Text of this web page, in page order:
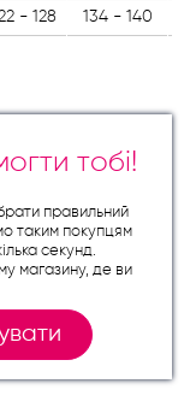
- 128 134 - 140
тобі!
правильний
таким покупцям
секунд.
магазину, де ви